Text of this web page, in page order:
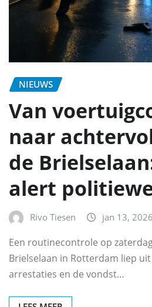
NIEUWS
Van
naar
de
alert
Rivo Tiesen jan 13, 2026
Een routinecontrole op
Brielselaan in Rotterdam liep
arrestaties en de vondst…